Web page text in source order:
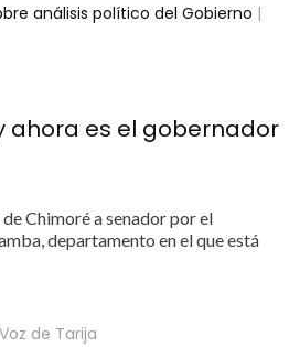
análisis político del Gobierno |
ahora es el gobernador
Chimoré a senador por el
departamento en el que está
de Tarija